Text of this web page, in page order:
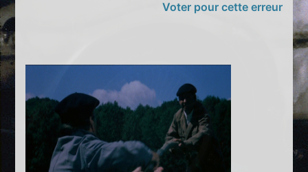
Voter pour cette erreur